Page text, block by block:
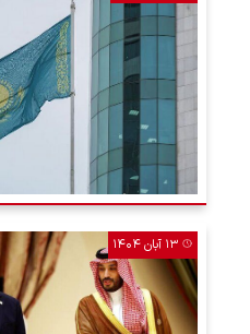
۱۳ آبان ۱۴۰۴